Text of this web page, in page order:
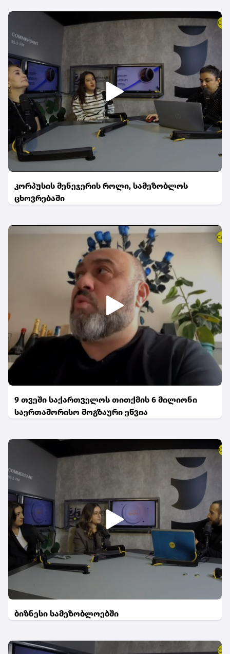
კორპუსის მენეჯერის როლი, სამეზობლოს
ცხოვრებაში
9 თვეში საქართველოს თითქმის 6 მილიონი
საერთაშორისო მოგზაური ეწვია
ბიზნესი სამეზობლოებში